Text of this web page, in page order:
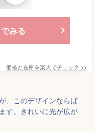
みる
価格と在庫を楽天でチェック >>
、このデザインならば
す。きれいに光が広が